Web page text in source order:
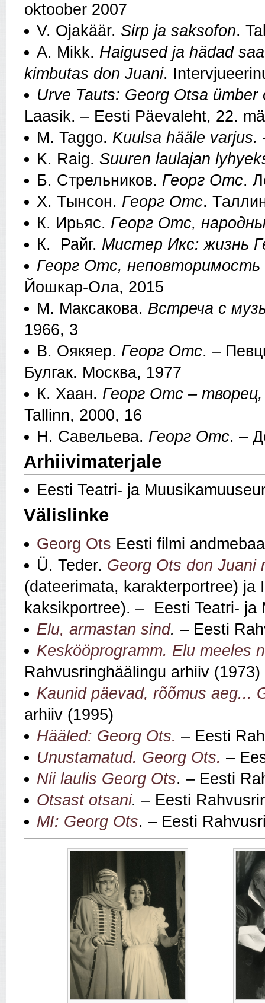
oktoober 2007
V. Ojakäär. Sirp ja saksofon.
A. Mikk. Haigused ja hädad
kimbutas don Juani.
Urve Tauts: Georg Otsa ümber
Laasik. – Eesti Päevaleht, 22.
M. Taggo. Kuulsa hääle varjus.
K. Raig. Suuren laulajan
Б. Стрельников. Георг Отс.
Х. Тынсон. Георг Отс.
К. Ирьяс. Георг Отс,
К. Райг. Мистер Икс: жизнь
Георг Отс,
Йошкар-Ола, 2015
М. Максакова. Встреча с
1966, 3
В. Оякяер. Георг Отс. –
Булгак. Москва, 1977
К. Хаан. Георг Отс – творец,
Tallinn, 2000, 16
Н. Савельева. Георг Отс. –
Arhiivimaterjale
Eesti Teatri- ja
Välislinke
Georg Ots Eesti filmi
Ü. Teder. Georg Ots don Juani
(dateerimata, karakterportree)
kaksikportree). – Eesti Teatri- ja
Elu, armastan sind. – Eesti
Keskööprogramm. Elu meeles
Rahvusringhäälingu arhiiv (1973)
Kaunid päevad, rõõmus aeg...
arhiiv (1995)
Hääled: Georg Ots. – Eesti
Unustamatud. Georg Ots. –
Nii laulis Georg Ots. – Eesti
Otsast otsani. – Eesti
MI: Georg Ots. – Eesti